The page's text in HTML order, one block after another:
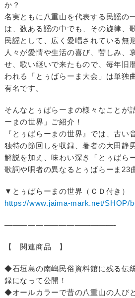
か？
名実ともに八重山を代表する民謡の
は、数ある謡の中でも、その旋律、
民謡として、広く愛唱されている無
人々が愛情や生活の喜び、苦しみ、
せ、歌い継いで来たもので、毎年旧
われる「とぅばらーま大会」は単独
有名です。
そんなとぅばらーまの様々なことが
ーまの世界」ご紹介！
『とぅばらーまの世界』では、古い
独特の節回しを収録、著者の大田静
解説を加え、味わい深き「とぅばら
歌詞や唄者の異なるとぅばらーま23
▼とぅばらーまの世界（ＣＤ付き）
https://www.jaima-mark.net/SHOP/
——————————————-
【 関連商品 】
◆石垣島の南嶋民俗資料館に残る伝
録になって公開！
◆オールカラーで昔の八重山の人び